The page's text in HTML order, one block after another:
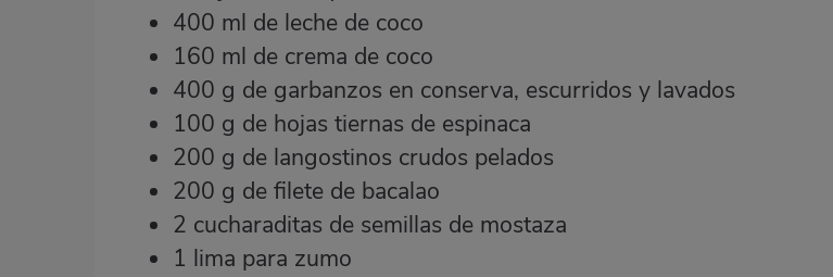
400 ml de leche de coco
160 ml de crema de coco
400 g de garbanzos en conserva, escurridos y lavados
100 g de hojas tiernas de espinaca
200 g de langostinos crudos pelados
200 g de filete de bacalao
2 cucharaditas de semillas de mostaza
1 lima para zumo